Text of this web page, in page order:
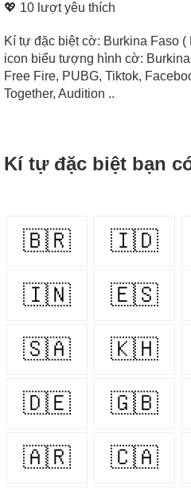
💖 10 lượt yêu thích
Kí tự đặc biệt cờ: Burkina Faso
icon biểu tượng hình cờ:
Free Fire, PUBG, Tiktok,
Together, Audition ..
Kí tự đặc biệt bạn
🇧🇷 🇮🇩
🇮🇳 🇪🇸
🇸🇦 🇰🇭
🇩🇪 🇬🇧
🇦🇷 🇨🇦